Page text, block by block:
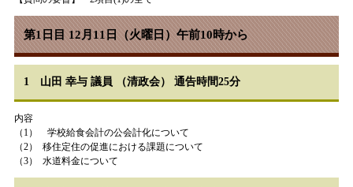
第1日目 12月11日（火曜日）午前10時から
1 山田 幸与 議員 （清政会） 通告時間25分
内容
（1） 学校給食会計の公会計化について
（2） 移住定住の促進における課題について
（3） 水道料金について